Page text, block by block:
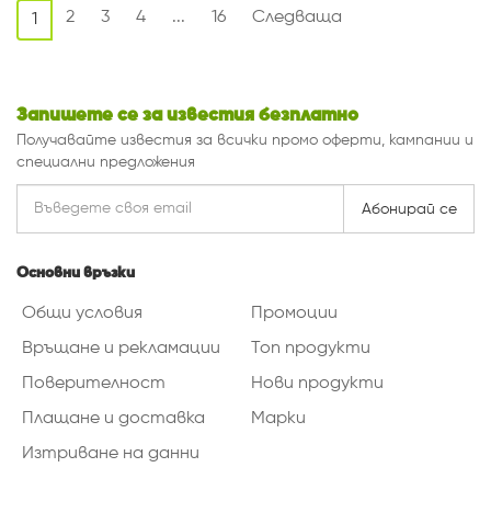
1 2 3 4 ... 16 Следваща
Запишете се за известия безплатно
Получавайте известия за всички промо оферти, кампании и
специални предложения
Абонирай се
Основни връзки
Общи условия
Връщане и рекламации
Поверителност
Плащане и доставка
Изтриване на данни
Промоции
Топ продукти
Нови продукти
Марки